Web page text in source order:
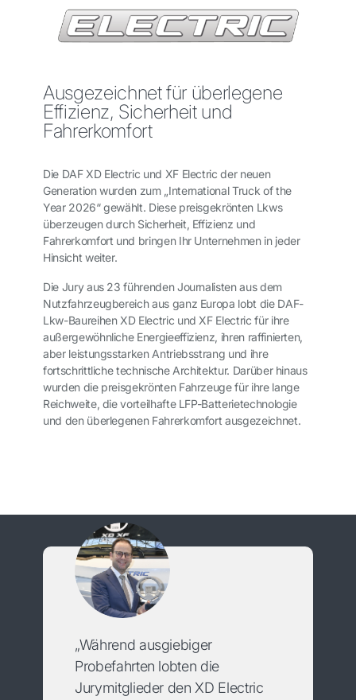
Ausgezeichnet für überlegene
Effizienz, Sicherheit und
Fahrerkomfort
Die DAF XD Electric und XF Electric der neuen
Generation wurden zum „International Truck of the
Year 2026“ gewählt. Diese preisgekrönten Lkws
überzeugen durch Sicherheit, Effizienz und
Fahrerkomfort und bringen Ihr Unternehmen in jeder
Hinsicht weiter.
Die Jury aus 23 führenden Journalisten aus dem
Nutzfahrzeugbereich aus ganz Europa lobt die DAF-
Lkw-Baureihen XD Electric und XF Electric für ihre
außergewöhnliche Energieeffizienz, ihren raffinierten,
aber leistungsstarken Antriebsstrang und ihre
fortschrittliche technische Architektur. Darüber hinaus
wurden die preisgekrönten Fahrzeuge für ihre lange
Reichweite, die vorteilhafte LFP-Batterietechnologie
und den überlegenen Fahrerkomfort ausgezeichnet.
„Während ausgiebiger
Probefahrten lobten die
Jurymitglieder den XD Electric